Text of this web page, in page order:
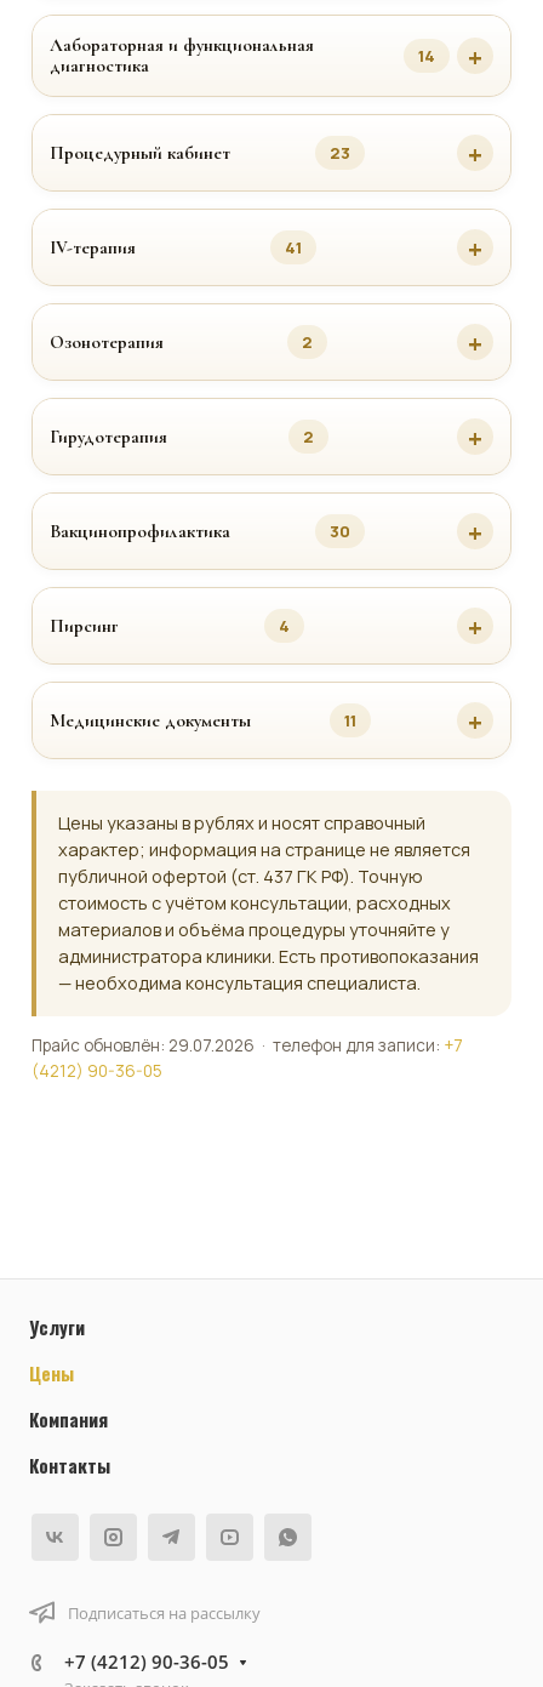
Лабораторная и функциональная
диагностика
14
Процедурный кабинет 23
IV-терапия 41
Озонотерапия 2
Гирудотерапия 2
Вакцинопрофилактика 30
Пирсинг 4
Медицинские документы 11
Цены указаны в рублях и носят справочный
характер; информация на странице не является
публичной офертой (ст. 437 ГК РФ). Точную
стоимость с учётом консультации, расходных
материалов и объёма процедуры уточняйте у
администратора клиники. Есть противопоказания
— необходима консультация специалиста.
Прайс обновлён: 29.07.2026 · телефон для записи: +7
(4212) 90-36-05
Услуги
Цены
Компания
Контакты
Подписаться на рассылку
+7 (4212) 90-36-05